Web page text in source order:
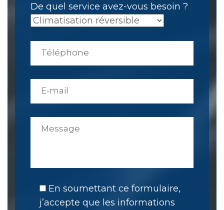
De quel service avez-vous besoin ?
En soumettant ce formulaire,
j’accepte que les informations